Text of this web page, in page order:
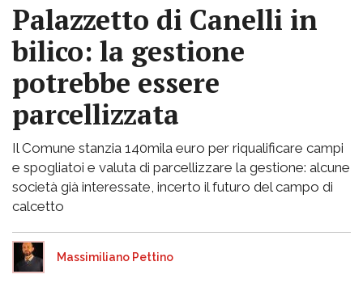
Palazzetto di Canelli in
bilico: la gestione
potrebbe essere
parcellizzata
Il Comune stanzia 140mila euro per riqualificare campi
e spogliatoi e valuta di parcellizzare la gestione: alcune
società già interessate, incerto il futuro del campo di
calcetto
Massimiliano Pettino